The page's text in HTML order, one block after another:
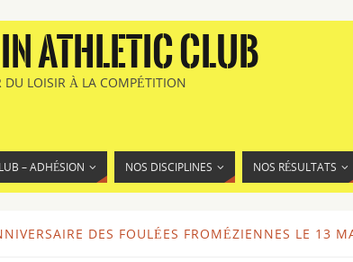
ATHLETIC CLUB
DU LOISIR À LA COMPÉTITION
– ADHÉSION NOS DISCIPLINES NOS RÉSULTATS
DES FOULÉES FROMÉZIENNES LE 13